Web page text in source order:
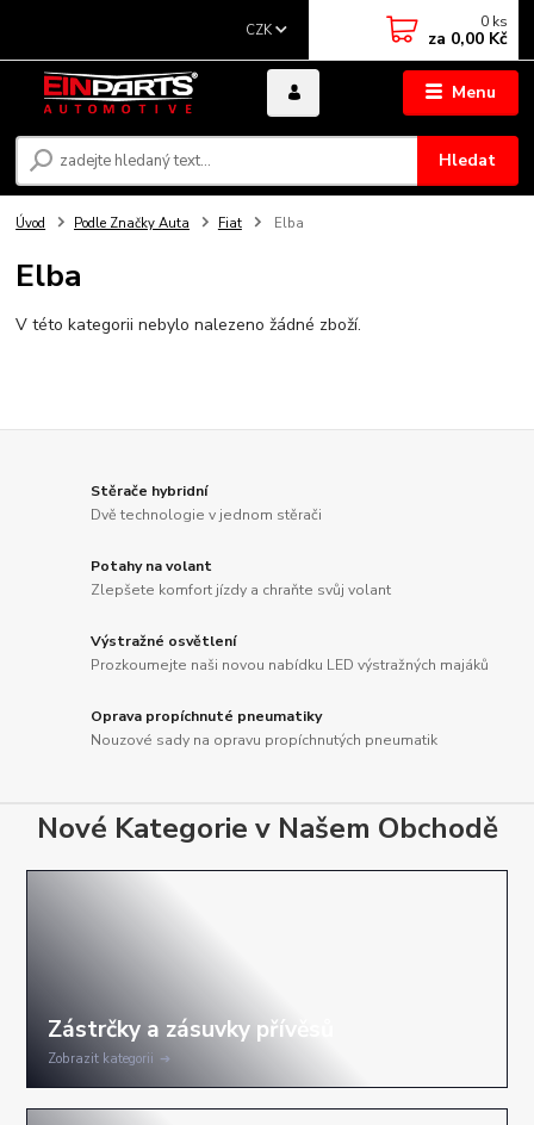
Menu
CZK
Hledat
0 ks
za 0,00 Kč
Úvod Podle Značky Auta Fiat Elba
Elba
V této kategorii nebylo nalezeno žádné zboží.
Stěrače hybridní
Dvě technologie v jednom stěrači
Potahy na volant
Zlepšete komfort jízdy a chraňte svůj volant
Výstražné osvětlení
Prozkoumejte naši novou nabídku LED výstražných majáků
Oprava propíchnuté pneumatiky
Nouzové sady na opravu propíchnutých pneumatik
Nové Kategorie v Našem Obchodě
Zobrazit kategorii